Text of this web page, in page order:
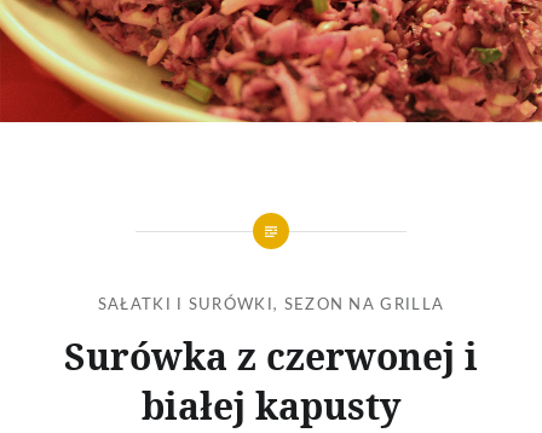
SAŁATKI I SURÓWKI , SEZON NA GRILLA
Surówka z czerwonej i
białej kapusty